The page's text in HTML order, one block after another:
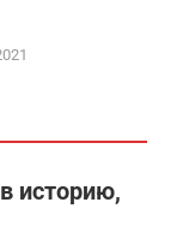
историю,